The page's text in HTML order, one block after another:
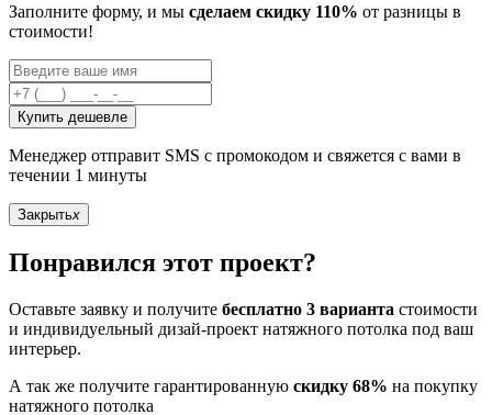
Заполните форму, и мы сделаем скидку 110% от разницы в
стоимости!
Купить дешевле
Менеджер отправит SMS с промокодом и свяжется с вами в
течении 1 минуты
Закрытьx
Понравился этот проект?
Оставьте заявку и получите бесплатно 3 варианта стоимости
и индивидуельный дизай-проект натяжного потолка под ваш
интерьер.
А так же получите гарантированную скидку 68% на покупку
натяжного потолка